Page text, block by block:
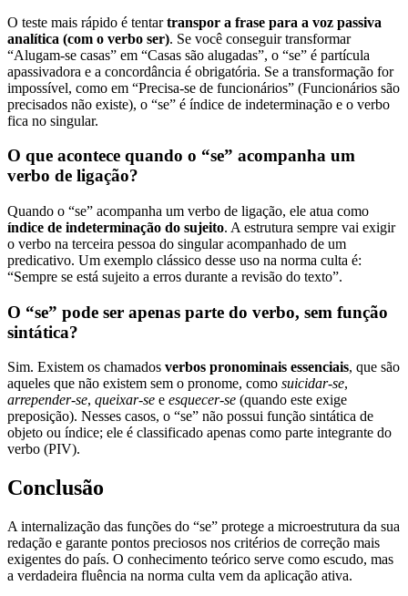
O teste mais rápido é tentartranspor a frase para a voz passiva
analítica (com o verbo ser). Se você conseguir transformar
“Alugam-se casas” em “Casas são alugadas”, o “se” é partícula
apassivadora e a concordância é obrigatória. Se a transformação for
impossível, como em “Precisa-se de funcionários” (Funcionários são
precisados não existe), o “se” é índice de indeterminação e o verbo
fica no singular.
O que acontece quando o “se” acompanha um
verbo de ligação?
Quando o “se” acompanha um verbo de ligação, ele atua como
índice de indeterminação do sujeito. A estrutura sempre vai exigir
o verbo na terceira pessoa do singular acompanhado de um
predicativo. Um exemplo clássico desse uso na norma culta é:
“Sempre se está sujeito a erros durante a revisão do texto”.
O “se” pode ser apenas parte do verbo, sem função
sintática?
Sim. Existem os chamados verbos pronominais essenciais, que são
aqueles que não existem sem o pronome, como suicidar-se,
arrepender-se, queixar-se e esquecer-se (quando este exige
preposição). Nesses casos, o “se” não possui função sintática de
objeto ou índice; ele é classificado apenas como parte integrante do
verbo (PIV).
Conclusão
A internalização das funções do “se” protege a microestrutura da sua
redação e garante pontos preciosos nos critérios de correção mais
exigentes do país. O conhecimento teórico serve como escudo, mas
a verdadeira fluência na norma culta vem da aplicação ativa.